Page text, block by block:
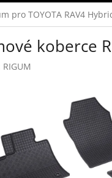
pro TOYOTA RAV4
koberce
RIGUM